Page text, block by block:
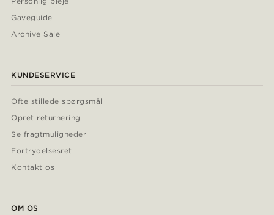
Gaveguide
Archive Sale
KUNDESERVICE
Ofte stillede spørgsmål
Opret returnering
Se fragtmuligheder
Fortrydelsesret
Kontakt os
OM OS